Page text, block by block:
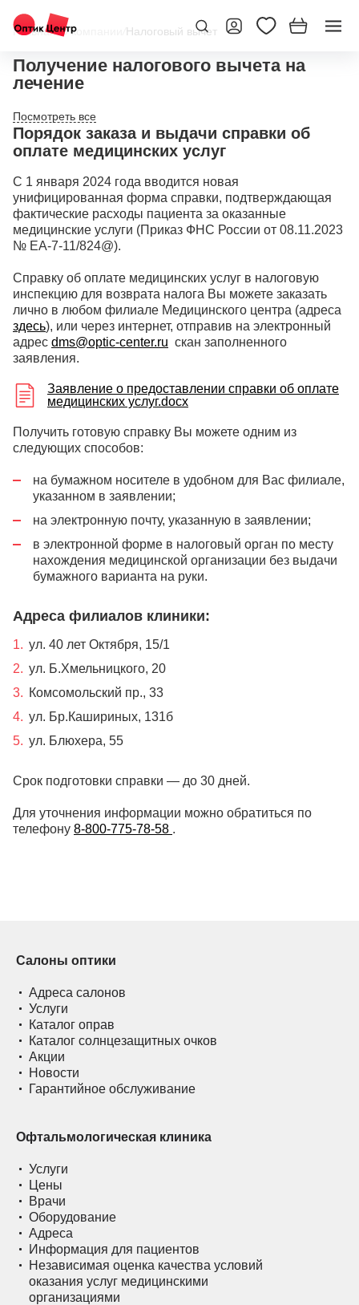
Главная/О компании Налоговый вычет
Получение налогового вычета на
лечение
Порядок заказа и выдачи справки об
оплате медицинских услуг
С 1 января 2024 года вводится новая
унифицированная форма справки, подтверждающая
фактические расходы пациента за оказанные
медицинские услуги (Приказ ФНС России от 08.11.2023
№ ЕА-7-11/824@).
Справку об оплате медицинских услуг в налоговую
инспекцию для возврата налога Вы можете заказать
лично в любом филиале Медицинского центра (адреса
здесь), или через интернет, отправив на электронный
адрес dms@optic-center.ru скан заполненного
заявления.
Заявление о предоставлении справки об оплате
медицинских услуг.docx
Получить готовую справку Вы можете одним из
следующих способов:
на бумажном носителе в удобном для Вас филиале,
указанном в заявлении;
на электронную почту, указанную в заявлении;
в электронной форме в налоговый орган по месту
нахождения медицинской организации без выдачи
бумажного варианта на руки.
Адреса филиалов клиники:
ул. 40 лет Октября, 15/1
ул. Б.Хмельницкого, 20
Комсомольский пр., 33
ул. Бр.Кашириных, 131б
ул. Блюхера, 55
Срок подготовки справки — до 30 дней.
Для уточнения информации можно обратиться по
телефону 8-800-775-78-58 .
Салоны оптики
Адреса салонов
Услуги
Каталог оправ
Каталог солнцезащитных очков
Акции
Новости
Гарантийное обслуживание
Офтальмологическая клиника
Услуги
Цены
Врачи
Оборудование
Адреса
Информация для пациентов
Независимая оценка качества условий
оказания услуг медицинскими
организациями